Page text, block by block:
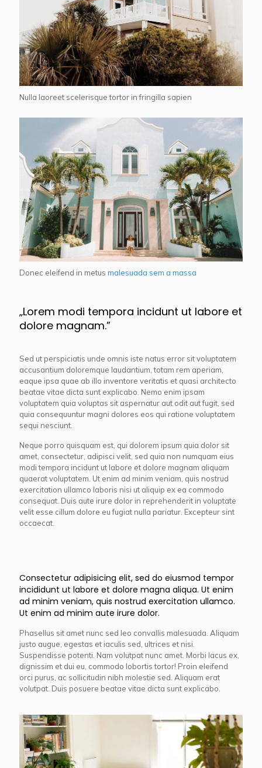
Nulla laoreet scelerisque tortor in fringilla sapien
Donec eleifend in metus malesuada sem a massa
„Lorem modi tempora incidunt ut labore et
dolore magnam.”
Sed ut perspiciatis unde omnis iste natus error sit voluptatem
accusantium doloremque laudantium, totam rem aperiam,
eaque ipsa quae ab illo inventore veritatis et quasi architecto
beatae vitae dicta sunt explicabo. Nemo enim ipsam
voluptatem quia voluptas sit aspernatur aut odit aut fugit, sed
quia consequuntur magni dolores eos qui ratione voluptatem
sequi nesciunt.
Neque porro quisquam est, qui dolorem ipsum quia dolor sit
amet, consectetur, adipisci velit, sed quia non numquam eius
modi tempora incidunt ut labore et dolore magnam aliquam
quaerat voluptatem. Ut enim ad minim veniam, quis nostrud
exercitation ullamco laboris nisi ut aliquip ex ea commodo
consequat. Duis aute irure dolor in reprehenderit in voluptate
velit esse cillum dolore eu fugiat nulla pariatur. Excepteur sint
occaecat.
Consectetur adipisicing elit, sed do eiusmod tempor
incididunt ut labore et dolore magna aliqua. Ut enim
ad minim veniam, quis nostrud exercitation ullamco.
Ut enim ad minim aute irure dolor.
Phasellus sit amet nunc sed leo convallis malesuada. Aliquam
justo augue, egestas et iaculis sed, ultrices et nisi.
Suspendisse potenti. Nam volutpat nunc amet. Morbi lacus ex,
dignissim et dui eu, commodo lobortis tortor! Proin eleifend
orci purus, ac sollicitudin nibh molestie sed. Aliquam erat
volutpat. Duis posuere beatae vitae dicta sunt explicabo.